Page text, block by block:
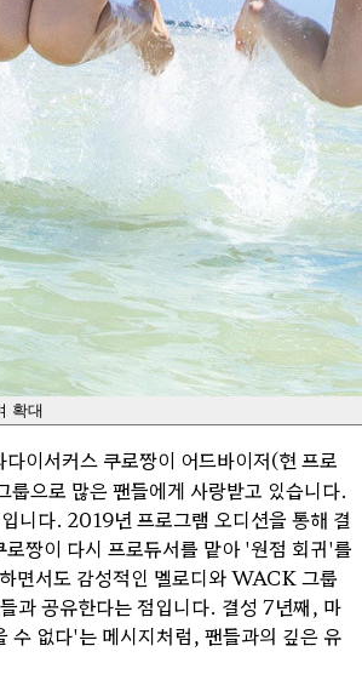
확대
이서커스 쿠로짱이 어드바이저(현 프로
으로 많은 팬들에게 사랑받고 있습니다.
니다. 2019년 프로그램 오디션을 통해 결
짱이 다시 프로듀서를 맡아 '원점 회귀'를
면서도 감성적인 멜로디와 WACK 그룹
과 공유한다는 점입니다. 결성 7년째, 마
수 없다'는 메시지처럼, 팬들과의 깊은 유